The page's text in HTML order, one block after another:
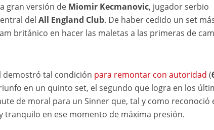
gran versión de Miomir Kecmanovic, jugador serbio
del All England Club. De haber cedido un set
británico en hacer las maletas a las primeras de
demostró tal condición para remontar con autoridad (
en un quinto set, el segundo que logra en los
de moral para un Sinner que, tal y como reconoció
tranquilo en ese momento de máxima presión.